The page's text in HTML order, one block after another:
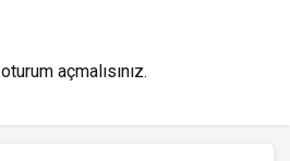
oturum açmalısınız.